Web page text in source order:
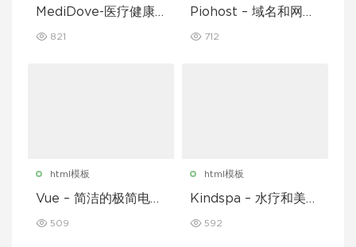
MediDove-医疗健康H
821
Piohost – 域名和网站
712
html模板
Vue – 简洁的极简电子
板
509
html模板
Kindspa – 水疗和美容
592